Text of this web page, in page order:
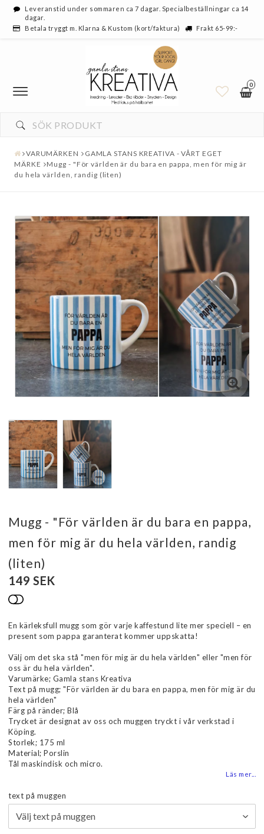
Leveranstid under sommaren ca 7 dagar. Specialbeställningar ca 14
dagar.
Betala tryggt m. Klarna & Kustom (kort/faktura)
Frakt 65-99:-
0
VARUMÄRKEN
GAMLA STANS KREATIVA - VÅRT EGET
MÄRKE
Mugg - "För världen är du bara en pappa, men för mig är
du hela världen, randig (liten)
Mugg - "För världen är du bara en pappa,
men för mig är du hela världen, randig
(liten)
149 SEK
Lägg till i favoritlistan
En kärleksfull mugg som gör varje kaffestund lite mer speciell – en
present som pappa garanterat kommer uppskatta!
Välj om det ska stå "men för mig är du hela världen" eller "men för
oss är du hela världen".
Varumärke; Gamla stans Kreativa
Text på mugg; "För världen är du bara en pappa, men för mig är du
hela världen"
Färg på ränder; Blå
Trycket är designat av oss och muggen tryckt i vår verkstad i
Köping.
Storlek; 175 ml
Material; Porslin
Tål maskindisk och micro.
Läs mer...
text på muggen